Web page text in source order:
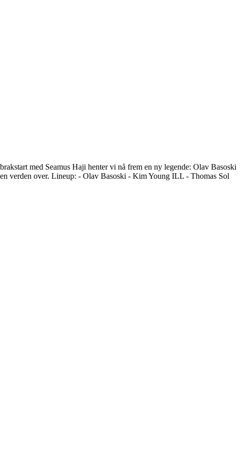
med Seamus Haji henter vi nå frem en ny legende: Olav Basoski
verden over. Lineup: - Olav Basoski - Kim Young ILL - Thomas Sol